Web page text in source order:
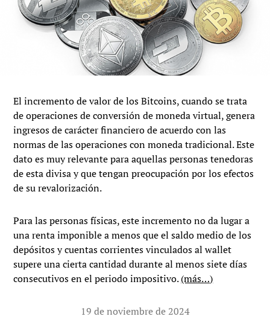
El incremento de valor de los Bitcoins, cuando se trata
de operaciones de conversión de moneda virtual, genera
ingresos de carácter financiero de acuerdo con las
normas de las operaciones con moneda tradicional. Este
dato es muy relevante para aquellas personas tenedoras
de esta divisa y que tengan preocupación por los efectos
de su revalorización.
Para las personas físicas, este incremento no da lugar a
una renta imponible a menos que el saldo medio de los
depósitos y cuentas corrientes vinculados al wallet
supere una cierta cantidad durante al menos siete días
consecutivos en el periodo impositivo.(más…)
19 de noviembre de 2024